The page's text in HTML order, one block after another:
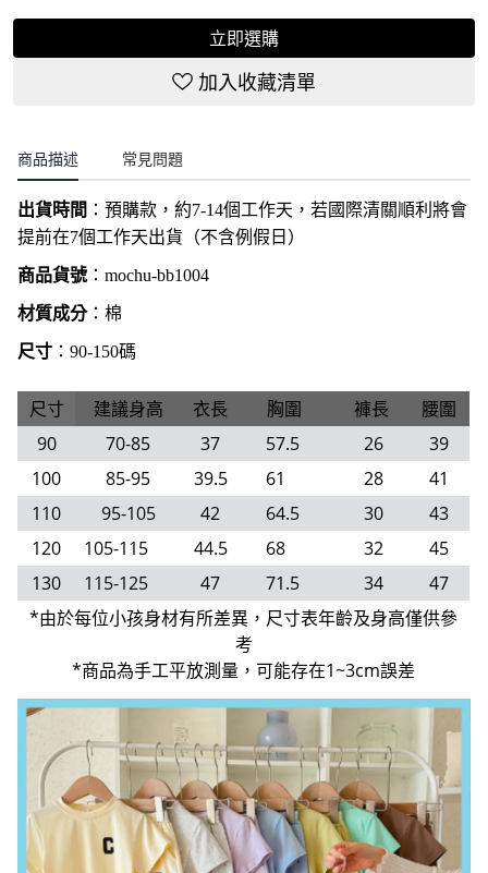
加入收藏清單
出貨時間
預購款，約7-14個工作天，若國際清關順利將會
提前在7個工作天出貨（不含例假日）
商品貨號 mochu-bb1004
材質成分
尺寸 ：90-150碼
尺寸 建議身高
90
70-85 37 57.5 26
39
100
85-95 39.5 61 28
41
110
95-105 42 64.5 30
43
120
105-115 44.5 68 32
45
130
115-125 47 71.5 34
47
*由於每位小孩身材有所差異，尺寸表年齡及身高僅供參
*商品為手工平放測量，可能存在1~3cm誤差